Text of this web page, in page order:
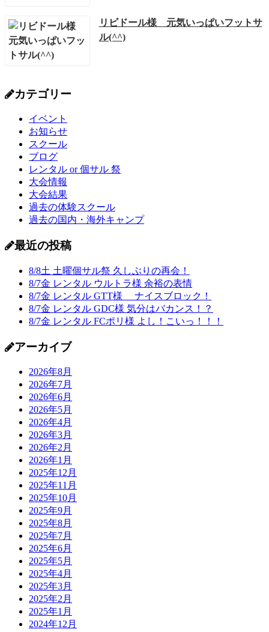
リビドール様 元気いっぱいフットサ
ル(^^)
カテゴリー
イベント
お知らせ
スクール
ブログ
レンタル or 個サル 祭
大会情報
大会結果
過去の体験スクール
過去の国内・海外キャンプ
最近の投稿
8/8土 土曜個サル祭 久しぶりの再会！
8/7金 レンタル ウルトラ様 余裕の表情
8/7金 レンタル GTT様 ナイスブロック！
8/7金 レンタル GDC様 気分はバカンス！？
8/7金 レンタル FCポリ様 よし！こいっ！！！
アーカイブ
2026年8月
2026年7月
2026年6月
2026年5月
2026年4月
2026年3月
2026年2月
2026年1月
2025年12月
2025年11月
2025年10月
2025年9月
2025年8月
2025年7月
2025年6月
2025年5月
2025年4月
2025年3月
2025年2月
2025年1月
2024年12月